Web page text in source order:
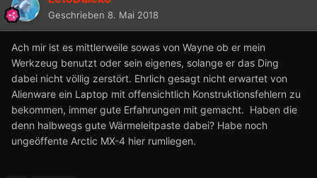
Geschrieben 8. Mai 2018
Ach mir ist es mittlerweile sowas von Wayne ob er mein
Werkzeug benutzt oder sein eigenes, solange er das Ding
dabei nicht völlig zerstört. Ehrlich gesagt nicht erwartet von
Alienware ein Laptop mit offensichtlich Konstruktionsfehlern zu
bekommen, immer gute Erfahrungen mit gemacht. Haben die
denn halbwegs gute Wärmeleitpaste dabei? Habe noch
ungeöffente Arctic MX-4 hier rumliegen.